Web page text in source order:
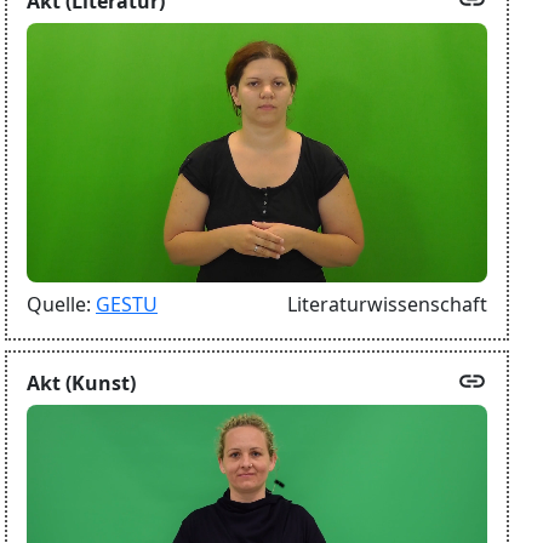
Quelle: GESTU Literaturwissenschaft
Akt (Kunst) link